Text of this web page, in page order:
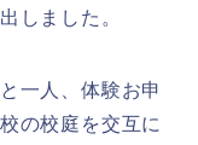
しました。
一人、体験お申
の校庭を交互に